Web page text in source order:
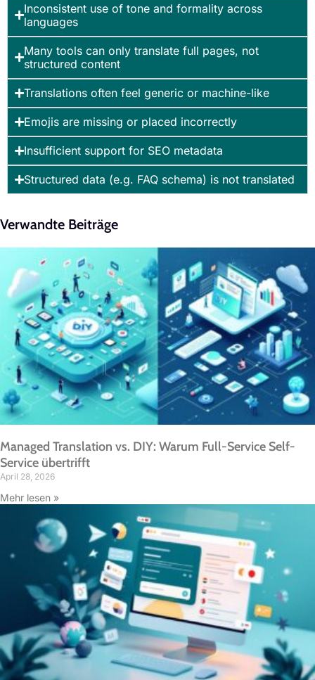
Inconsistent use of tone and formality across
languages
Many tools can only translate full pages, not
structured content
Translations often feel generic or machine-like
Emojis are missing or placed incorrectly
Insufficient support for SEO metadata
Structured data (e.g. FAQ schema) is not translated
Verwandte Beiträge
Managed Translation vs. DIY: Warum Full-Service Self-
Service übertrifft
April 28, 2026
Mehr lesen »